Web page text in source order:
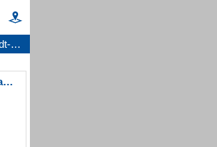
Die 6 besten Anbieter für Krankengymnastik in Ubstadt-Weiher
Praxisgemeinschaft für Physiotherapie Henninger & Moch